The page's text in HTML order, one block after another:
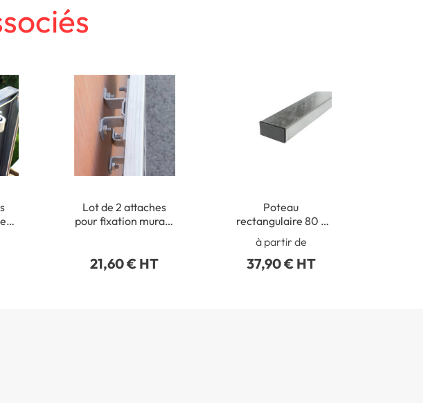
Lot de 2 attaches
pour fixation murale
21,60 € HT
Poteau
rectangulaire 80 x
40 mm en acier
galva avec bouchon
obturateur
à partir de
37,90 € HT